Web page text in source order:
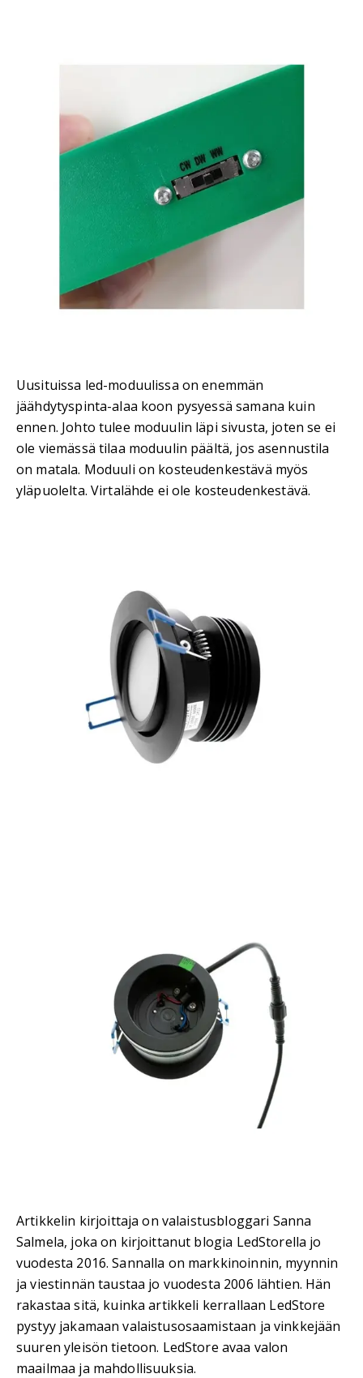
Uusituissa led-moduulissa on enemmän
jäähdytyspinta-alaa koon pysyessä samana kuin
ennen. Johto tulee moduulin läpi sivusta, joten se ei
ole viemässä tilaa moduulin päältä, jos asennustila
on matala. Moduuli on kosteudenkestävä myös
yläpuolelta. Virtalähde ei ole kosteudenkestävä.
Artikkelin kirjoittaja on valaistusbloggari Sanna
Salmela, joka on kirjoittanut blogia LedStorella jo
vuodesta 2016. Sannalla on markkinoinnin, myynnin
ja viestinnän taustaa jo vuodesta 2006 lähtien. Hän
rakastaa sitä, kuinka artikkeli kerrallaan LedStore
pystyy jakamaan valaistusosaamistaan ja vinkkejään
suuren yleisön tietoon. LedStore avaa valon
maailmaa ja mahdollisuuksia.